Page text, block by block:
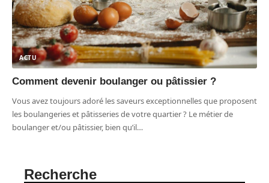
ACTU
Comment devenir boulanger ou pâtissier ?
Vous avez toujours adoré les saveurs exceptionnelles que proposent
les boulangeries et pâtisseries de votre quartier ? Le métier de
boulanger et/ou pâtissier, bien qu’il…
Recherche